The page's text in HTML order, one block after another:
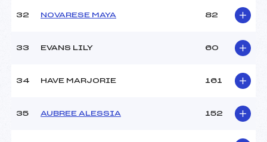
32 NOVARESE MAYA 82
33 EVANS LILY 60
34 HAVE MARJORIE 161
35 AUBREE ALESSIA 152